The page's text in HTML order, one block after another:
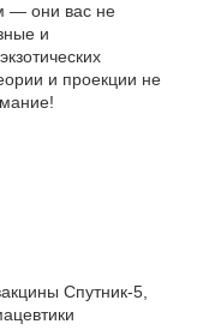
— они вас не
и
и проекции не
Спутник-5,